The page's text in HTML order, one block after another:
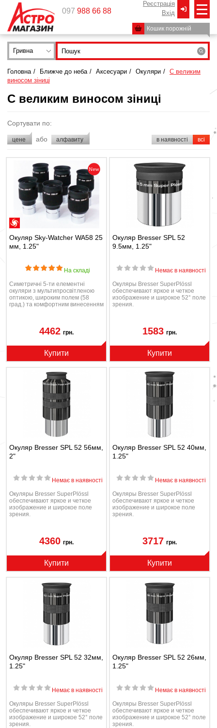
097 988 66 88
Реєстрація
Вxід
Кошик порожній
Гривна
Головна / Ближче до неба / Аксесуари / Окуляри / С великим
виносом зіниці
С великим виносом зіниці
Сортувати по:
цене або алфавиту в наявності всі
Окуляр Sky-Watcher WA58 25
мм, 1.25"
На складі
Симетричні 5-ти елементні
окуляри з мультипросвітленою
оптикою, широким полем (58
град.) та комфортним винесенням
4462 грн.
Купити
Окуляр Bresser SPL 52
9.5мм, 1.25"
Немає в наявності
Окуляры Bresser SuperPlössl
обеспечивают яркое и четкое
изображение и широкое 52° поле
зрения.
1583 грн.
Купити
Окуляр Bresser SPL 52 56мм,
2"
Немає в наявності
Окуляры Bresser SuperPlössl
обеспечивают яркое и четкое
изображение и широкое поле
зрения.
4360 грн.
Купити
Окуляр Bresser SPL 52 40мм,
1.25"
Немає в наявності
Окуляры Bresser SuperPlössl
обеспечивают яркое и четкое
изображение и широкое поле
зрения.
3717 грн.
Купити
Окуляр Bresser SPL 52 32мм,
1.25"
Немає в наявності
Окуляры Bresser SuperPlössl
обеспечивают яркое и четкое
изображение и широкое 52° поле
зрения.
Окуляр Bresser SPL 52 26мм,
1.25"
Немає в наявності
Окуляры Bresser SuperPlössl
обеспечивают яркое и четкое
изображение и широкое 52° поле
зрения.